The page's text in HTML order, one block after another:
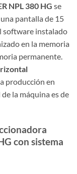
NPL 380 HG se
pantalla de 15
software instalado
en la memoria
permanente.
producción en
la máquina es de
con sistema